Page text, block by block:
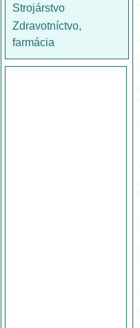
Strojárstvo
Zdravotníctvo,
farmácia